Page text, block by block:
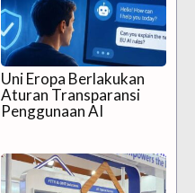
Uni Eropa Berlakukan
Aturan Transparansi
Penggunaan AI